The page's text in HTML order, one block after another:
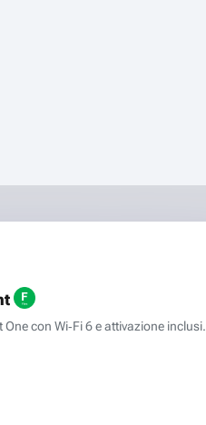
con Wi‑Fi 6 e attivazione inclusi.